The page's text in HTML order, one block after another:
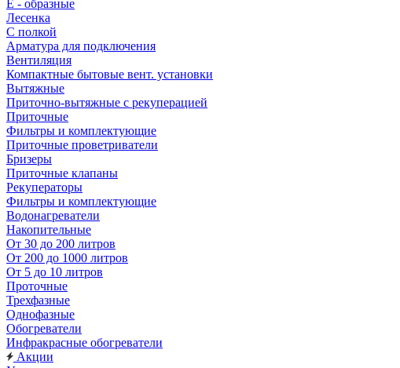
E - образные
Лесенка
С полкой
Арматура для подключения
Вентиляция
Компактные бытовые вент. установки
Вытяжные
Приточно-вытяжные с рекуперацией
Приточные
Фильтры и комплектующие
Приточные проветриватели
Бризеры
Приточные клапаны
Рекуператоры
Фильтры и комплектующие
Водонагреватели
Накопительные
От 30 до 200 литров
От 200 до 1000 литров
От 5 до 10 литров
Проточные
Трехфазные
Однофазные
Обогреватели
Инфракрасные обогреватели
Акции